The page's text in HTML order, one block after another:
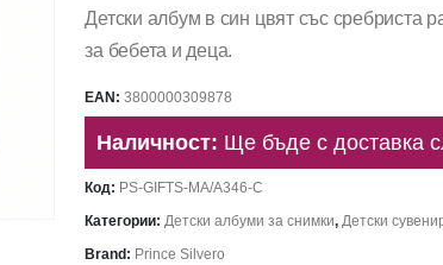
Детски албум в син цвят със сребриста
за бебета и деца.
EAN:3800000309878
Наличност: Ще бъде с доставка
Код: PS-GIFTS-MA/A346-C
Категории:Детски албуми за снимки,Детски
Brand: Prince Silvero